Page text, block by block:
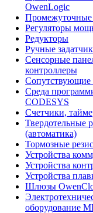
OwenLogic
Промежуточные
Регуляторы
Редукторы
Ручные
Сенсорные
контроллеры
Сопутствующие
Среда
CODESYS
Счетчики,
Твердотельные
(автоматика)
Тормозные
Устройства
Устройства
Устройства
Шлюзы
оборудование